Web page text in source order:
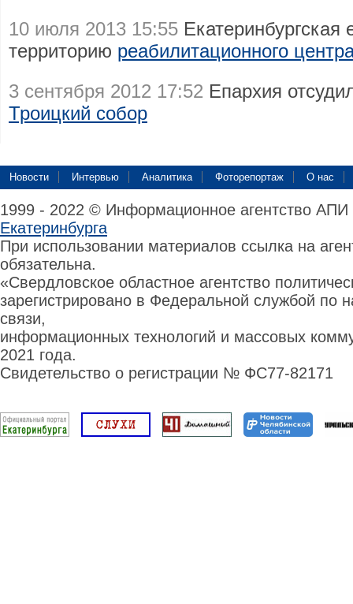
10 июля 2013 15:55 Екатеринбургская
территорию реабилитационного
3 сентября 2012 17:52 Епархия
Троицкий собор
Новости Интервью Аналитика Фоторепортаж О нас
1999 - 2022 © Информационное агентство
Екатеринбурга
При использовании материалов ссылка на
обязательна.
«Свердловское областное агентство
зарегистрировано в Федеральной службой по
связи,
информационных технологий и массовых
2021 года.
Свидетельство о регистрации № ФС77-82171